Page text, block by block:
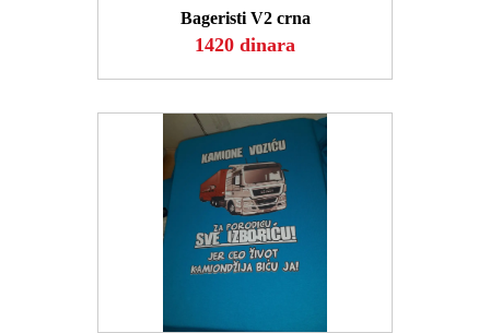
Bageristi V2 crna
1420 dinara